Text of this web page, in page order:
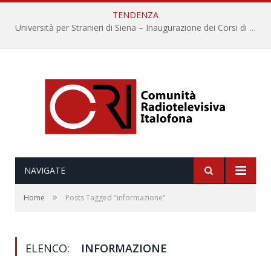
TENDENZA
Università per Stranieri di Siena – Inaugurazione dei Corsi di Lingua e Cultura Italiana, 109a annata
NAVIGATE
Home » Posts Tagged "informazione"
ELENCO: INFORMAZIONE